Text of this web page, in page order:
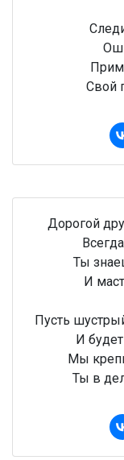
Свой
Дорогой
Ты
И
Пусть
И
Мы
Ты в